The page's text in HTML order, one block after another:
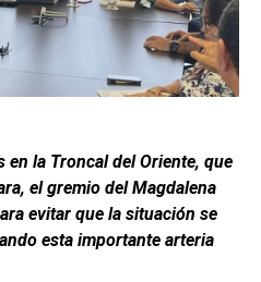
en la Troncal del Oriente, que
el gremio del Magdalena
evitar que la situación se
esta importante arteria